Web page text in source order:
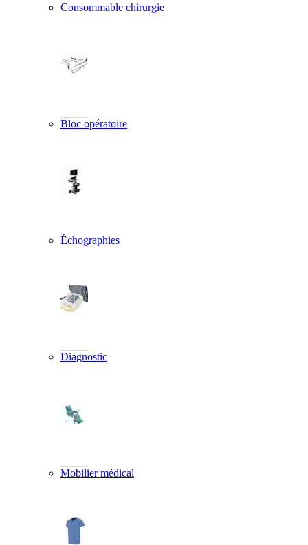
Consommable chirurgie
Bloc opératoire
Échographies
Diagnostic
Mobilier médical